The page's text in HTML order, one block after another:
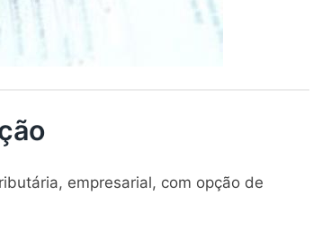
empresarial, com opção de